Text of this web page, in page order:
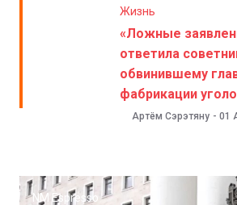
Жизнь
«Ложные
ответила
обвинившему
фабрикации
Артём Сэрэтяну - 01
NM Espresso